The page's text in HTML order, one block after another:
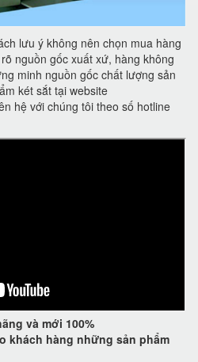
lưu ý không nên chọn mua hàng
nguồn gốc xuất xứ, hàng không
minh nguồn gốc chất lượng sản
két sắt tại website
hệ với chúng tôi theo số hotline
và mới 100%
khách hàng những sản phẩm